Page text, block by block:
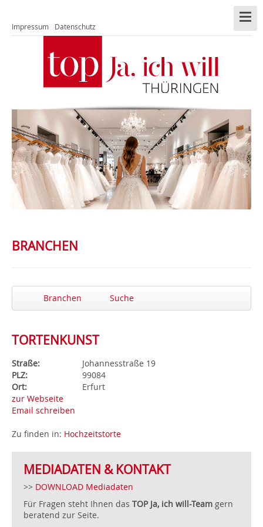
Impressum Datenschutz
BRANCHEN
Branchen Suche
TORTENKUNST
Straße:
Johannesstraße 19
PLZ:
99084
Ort:
Erfurt
zur Webseite
Email schreiben
Zu finden in: Hochzeitstorte
MEDIADATEN & KONTAKT
>> DOWNLOAD Mediadaten
Für Fragen steht Ihnen das TOP Ja, ich will-Team gern
beratend zur Seite.